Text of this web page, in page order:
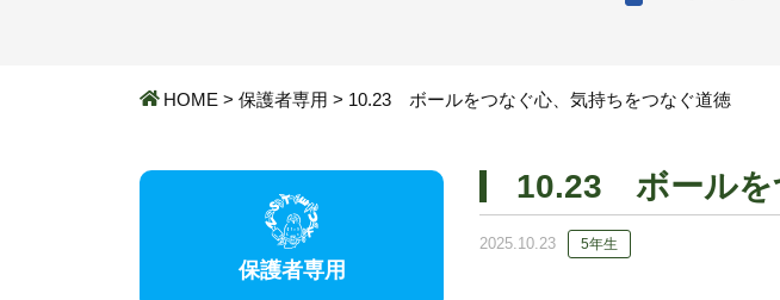
HOME > 保護者専用 > 10.23 ボールをつなぐ心、気持ちをつなぐ道徳
10.23 ボールを
2025.10.23 5年生
保護者専用